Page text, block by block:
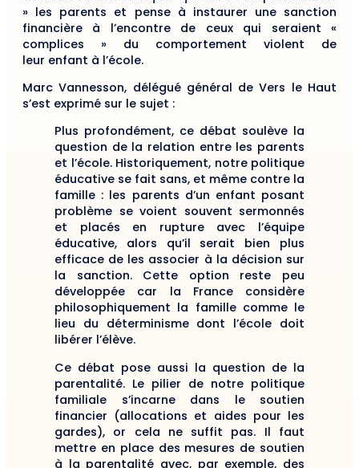
» les parents et pense à instaurer une sanction
financière à l’encontre de ceux qui seraient «
complices » du comportement violent de
leur enfant à l’école.
Marc Vannesson, délégué général de Vers le Haut
s’est exprimé sur le sujet :
Plus profondément, ce débat soulève la
question de la relation entre les parents
et l’école. Historiquement, notre politique
éducative se fait sans, et même contre la
famille : les parents d’un enfant posant
problème se voient souvent sermonnés
et placés en rupture avec l’équipe
éducative, alors qu’il serait bien plus
efficace de les associer à la décision sur
la sanction. Cette option reste peu
développée car la France considère
philosophiquement la famille comme le
lieu du déterminisme dont l’école doit
libérer l’élève.
Ce débat pose aussi la question de la
parentalité. Le pilier de notre politique
familiale s’incarne dans le soutien
financier (allocations et aides pour les
gardes), or cela ne suffit pas. Il faut
mettre en place des mesures de soutien
à la parentalité avec, par exemple, des